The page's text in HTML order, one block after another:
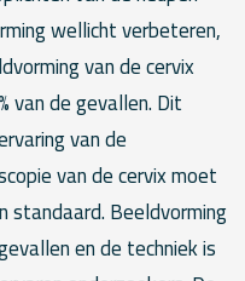
wellicht verbeteren,
van de cervix
van de gevallen. Dit
van de
van de cervix moet
standaard. Beeldvorming
en de techniek is